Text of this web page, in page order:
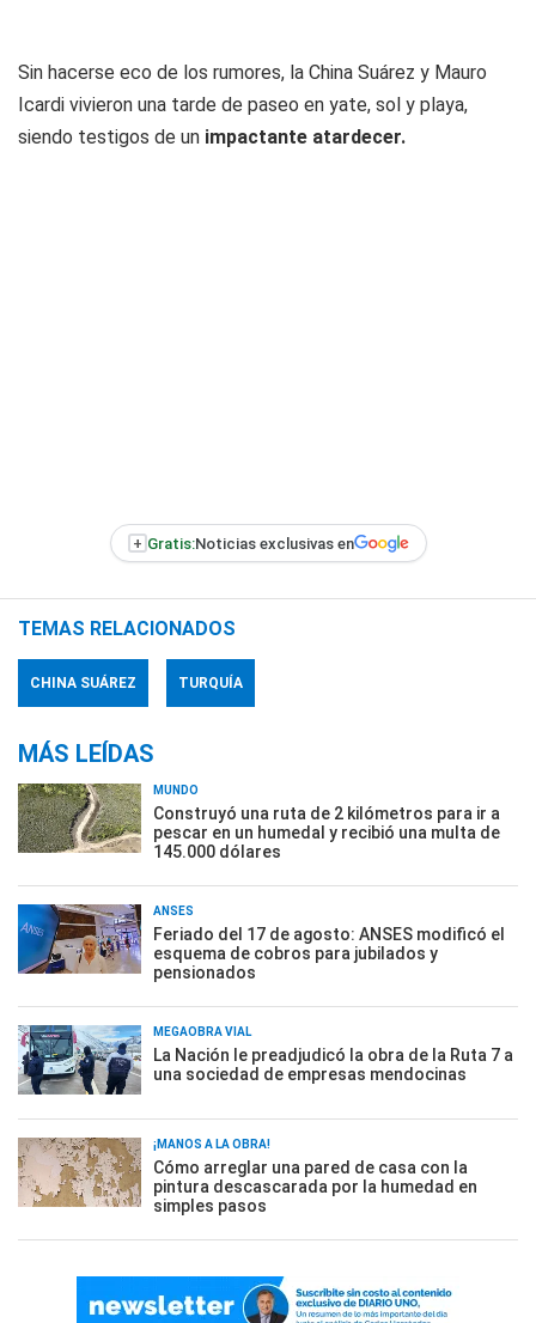
Sin hacerse eco de los rumores, la China Suárez y Mauro
Icardi vivieron una tarde de paseo en yate, sol y playa,
siendo testigos de un impactante atardecer.
+ Gratis:Noticias exclusivas en
TEMAS RELACIONADOS
CHINA SUÁREZ TURQUÍA
MÁS LEÍDAS
MUNDO
Construyó una ruta de 2 kilómetros para ir a
pescar en un humedal y recibió una multa de
145.000 dólares
ANSES
Feriado del 17 de agosto: ANSES modificó el
esquema de cobros para jubilados y
pensionados
MEGAOBRA VIAL
La Nación le preadjudicó la obra de la Ruta 7 a
una sociedad de empresas mendocinas
¡MANOS A LA OBRA!
Cómo arreglar una pared de casa con la
pintura descascarada por la humedad en
simples pasos